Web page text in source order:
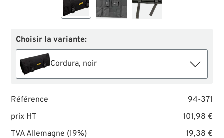
Choisir la variante:
Cordura, noir
Référence
94-371
prix HT
101,98 €
TVA Allemagne (19%)
19,38 €